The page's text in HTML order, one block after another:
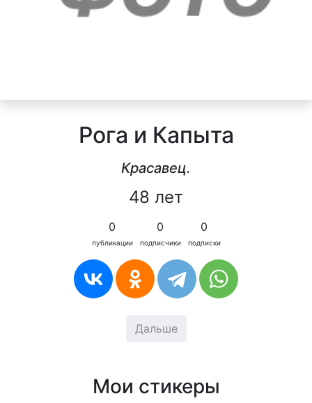
Рога и Капыта
Красавец.
48 лет
0
публикации
0
подписчики
0
подписки
Дальше
Мои стикеры